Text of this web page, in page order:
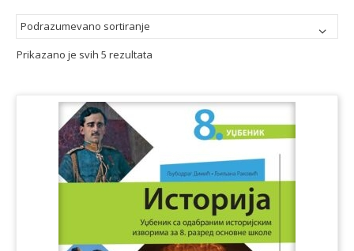
Prikazano je svih 5 rezultata